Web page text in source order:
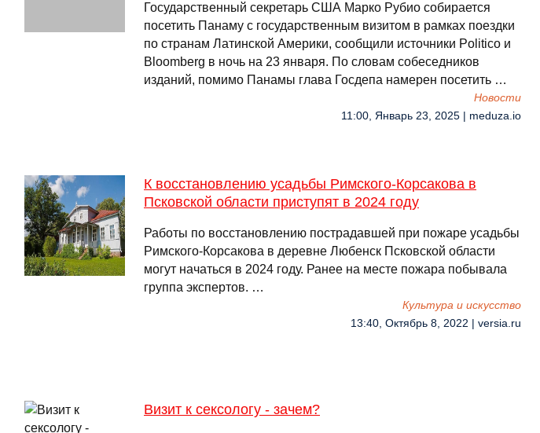
Государственный секретарь США Марко Рубио собирается
посетить Панаму с государственным визитом в рамках поездки
по странам Латинской Америки, сообщили источники Politico и
Bloomberg в ночь на 23 января. По словам собеседников
изданий, помимо Панамы глава Госдепа намерен посетить …
Новости
11:00, Январь 23, 2025 | meduza.io
К восстановлению усадьбы Римского-Корсакова в
Псковской области приступят в 2024 году
Работы по восстановлению пострадавшей при пожаре усадьбы
Римского-Корсакова в деревне Любенск Псковской области
могут начаться в 2024 году. Ранее на месте пожара побывала
группа экспертов. …
Культура и искусство
13:40, Октябрь 8, 2022 | versia.ru
Визит к сексологу - зачем?